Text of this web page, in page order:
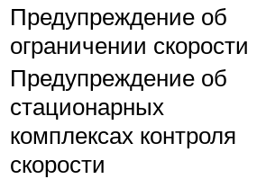
Предупреждение об
ограничении скорости
Предупреждение об
стационарных
комплексах контроля
скорости